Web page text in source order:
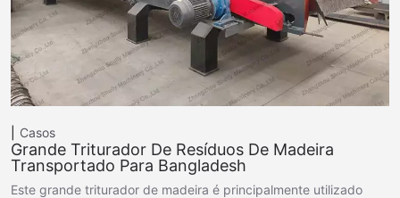
Casos
Grande Triturador De Resíduos De Madeira
Transportado Para Bangladesh
Este grande triturador de madeira é principalmente utilizado